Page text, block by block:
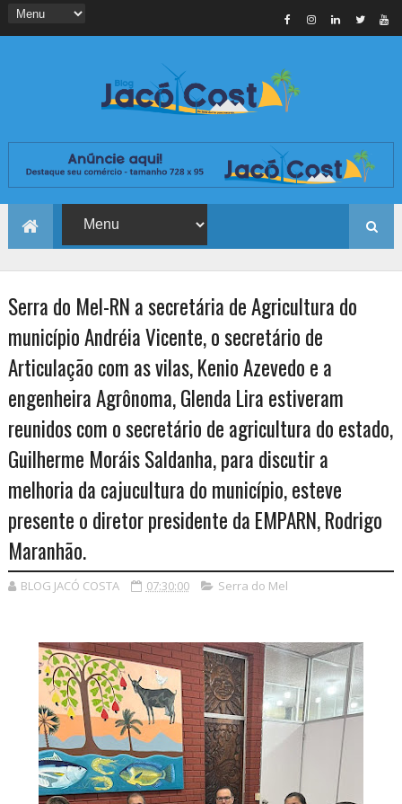
Serra do Mel-RN a secretária de Agricultura do
município Andréia Vicente, o secretário de
Articulação com as vilas, Kenio Azevedo e a
engenheira Agrônoma, Glenda Lira estiveram
reunidos com o secretário de agricultura do estado,
Guilherme Moráis Saldanha, para discutir a
melhoria da cajucultura do município, esteve
presente o diretor presidente da EMPARN, Rodrigo
Maranhão.
BLOG JACÓ COSTA 07:30:00 Serra do Mel